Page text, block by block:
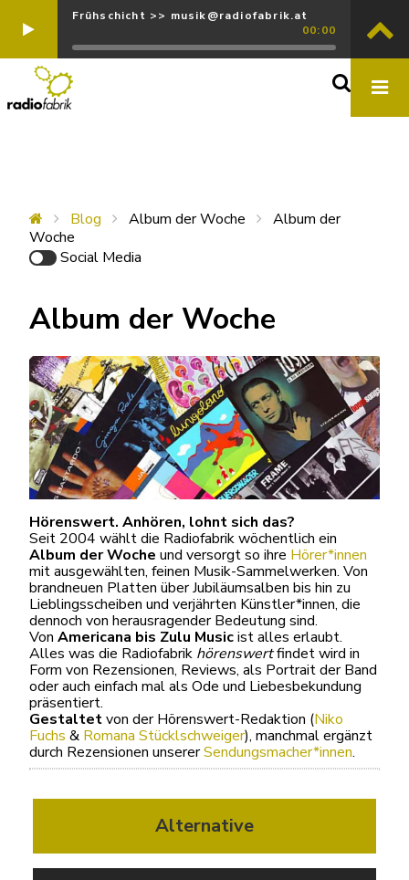
Frühschicht >> musik@radiofabrik.at
00:00
Blog Album der Woche
Album der
Woche
Social Media
Album der Woche
Hörenswert. Anhören, lohnt sich das?
Seit 2004 wählt die Radiofabrik wöchentlich ein
Album der Woche und versorgt so ihre Hörer*innen
mit ausgewählten, feinen Musik-Sammelwerken. Von
brandneuen Platten über Jubiläumsalben bis hin zu
Lieblingsscheiben und verjährten Künstler*innen, die
dennoch von herausragender Bedeutung sind.
Von Americana bis Zulu Musicist alles erlaubt.
Alles was die Radiofabrik hörenswertfindet wird in
Form von Rezensionen, Reviews, als Portrait der Band
oder auch einfach mal als Ode und Liebesbekundung
präsentiert.
Gestaltetvon der Hörenswert-Redaktion (Niko
Fuchs & Romana Stücklschweiger), manchmal ergänzt
durch Rezensionen unsererSendungsmacher*innen.
Alternative